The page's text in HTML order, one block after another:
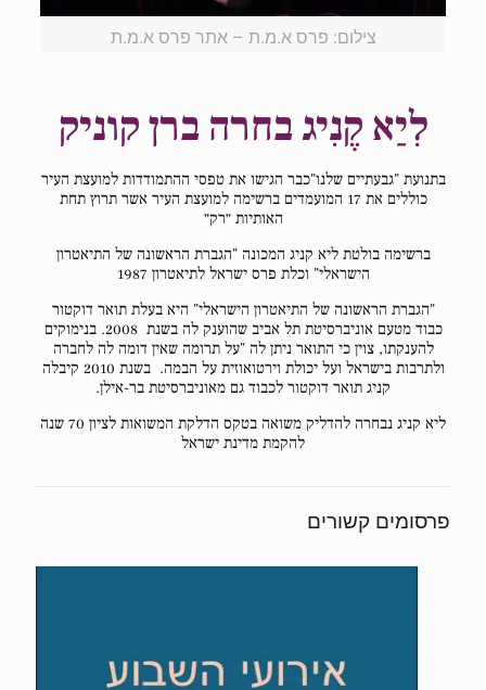
צילום: פרס א.מ.ת – אתר פרס א.מ.ת
לִיַא קֶנִיג בחרה ברן קוניק
בתנועת "גבעתיים שלנו"כבר הגישו את טפסי ההתמודדות למועצת העיר
כוללים את 17 המועמדים ברשימה למועצת העיר אשר תרוץ תחת
האותיות ״רק״
ברשימה בולטת ליא קניג המכונה "הגברת הראשונה של התיאטרון
הישראלי" וכלת פרס ישראל לתיאטרון 1987
"הגברת הראשונה של התיאטרון הישראלי" היא בעלת תואר דוקטור
כבוד מטעם אוניברסיטת תל אביב שהוענק לה בשנת 2008. בנימוקים
להענקתו, צוין כי התואר ניתן לה "על תרומה שאין דומה לה לחברה
ולתרבות בישראל ועל יכולת וירטואוזית על הבמה. בשנת 2010 קיבלה
קניג תואר דוקטור לכבוד גם מאוניברסיטת בר-אילן.
ליא קניג נבחרה להדליק משואה בטקס הדלקת המשואות לציון 70 שנה
להקמת מדינת ישראל
פרסומים קשורים